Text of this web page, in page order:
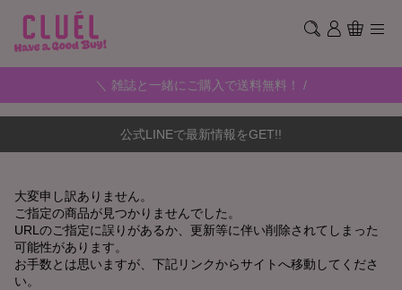
＼ 雑誌と一緒にご購入で送料無料！ /
公式LINEで最新情報をGET!!
大変申し訳ありません。
ご指定の商品が見つかりませんでした。
URLのご指定に誤りがあるか、更新等に伴い削除されてしまった
可能性があります。
お手数とは思いますが、下記リンクからサイトへ移動してくださ
い。